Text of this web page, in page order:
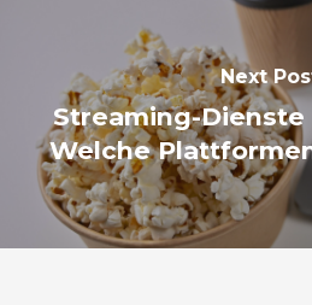
Next
Streaming-
Welche